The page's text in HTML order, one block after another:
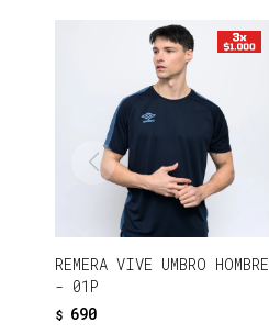
REMERA VIVE UMBRO HOMBRE
- 01P
$ 690